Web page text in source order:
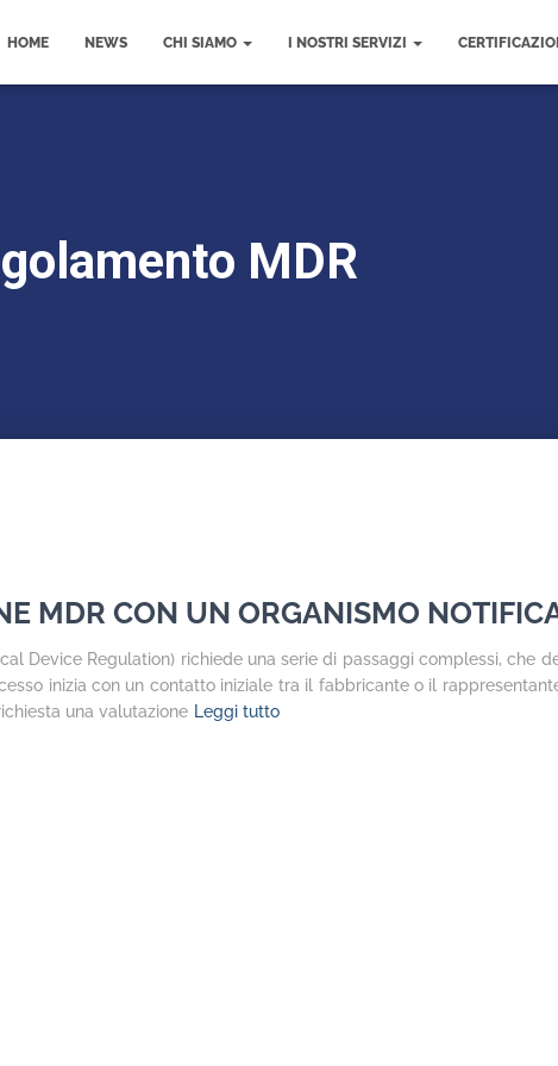
HOME NEWS CHI SIAMO I NOSTRI SERVIZI
MDR
MDR CON UN ORGANISMO
Device Regulation) richiede una serie di passaggi complessi, che
inizia con un contatto iniziale tra il fabbricante o il
una valutazione Leggi tutto